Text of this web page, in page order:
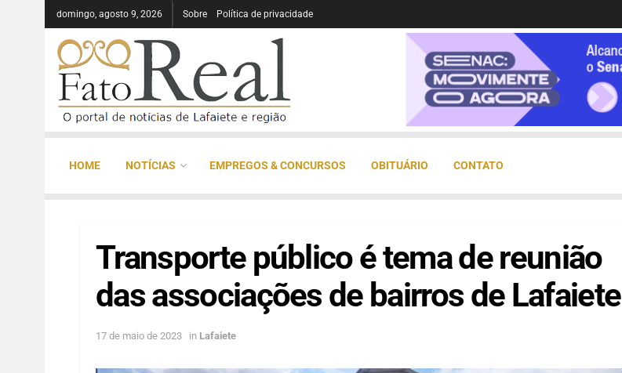
domingo, agosto 9, 2026 Sobre Política de privacidade
HOME NOTÍCIAS EMPREGOS & CONCURSOS OBITUÁRIO CONTATO
Transporte público é tema de reunião
das associações de bairros de Lafaiete
17 de maio de 2023 in Lafaiete